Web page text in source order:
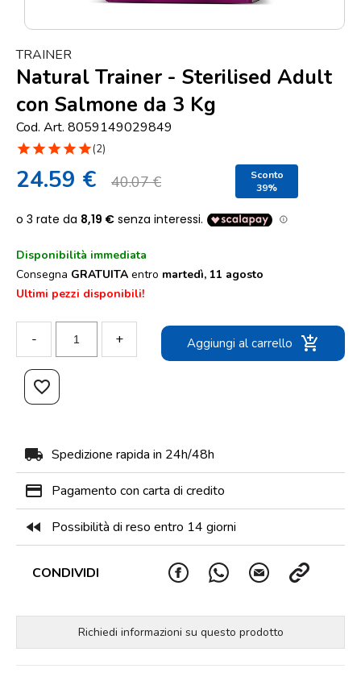
Punti
Blog
e
news
TRAINER
Natural Trainer - Sterilised Adult
con Salmone da 3 Kg
Cod. Art. 8059149029849
star star star star star(2)
24.59 € 40.07 €
Sconto
39%
Disponibilità immediata
Consegna GRATUITA entro martedì, 11 agosto
Ultimi pezzi disponibili!
- + Aggiungi al carrello add_shopping_cart
favorite_border
local_shipping Spedizione rapida in 24h/48h
payment Pagamento con carta di credito
fast_rewind Possibilità di reso entro 14 giorni
CONDIVIDI
Richiedi informazioni su questo prodotto